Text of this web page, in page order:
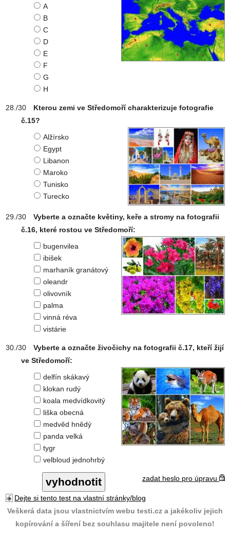
A
B
C
D
E
F
G
H
Kterou zemi ve Středomoří charakterizuje fotografie
č.15?
Alžírsko
Egypt
Libanon
Maroko
Tunisko
Turecko
Vyberte a označte květiny, keře a stromy na fotografii
č.16, které rostou ve Středomoří:
bugenvilea
ibišek
marhaník granátový
oleandr
olivovník
palma
vinná réva
vistárie
Vyberte a označte živočichy na fotografii č.17, kteří žijí
ve Středomoří:
delfín skákavý
klokan rudý
koala medvídkovitý
liška obecná
medvěd hnědý
panda velká
tygr
velbloud jednohrbý
zadat heslo pro úpravu
Dejte si tento test na vlastní stránky/blog
Veškerá data jsou vlastnictvím webu testi.cz a jakékoliv jejich
kopírování a šíření bez souhlasu majitele není povoleno!